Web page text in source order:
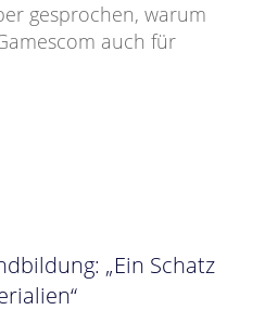
gesprochen, warum
auch für
„Ein Schatz